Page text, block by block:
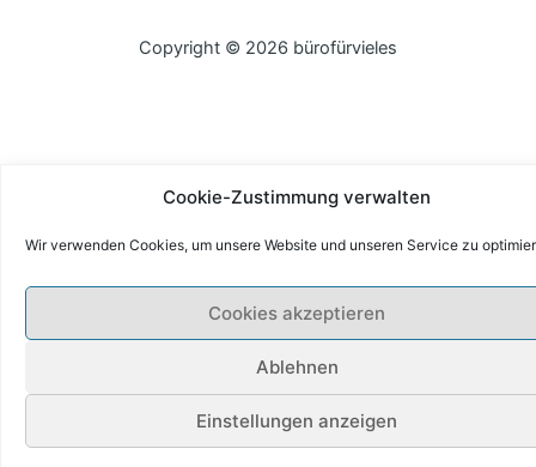
Cookie-Zustimmung verwalten
Wir verwenden Cookies, um unsere Website und unseren Service zu
Cookies akzeptieren
Ablehnen
Einstellungen anzeigen
Copyright © 2026 bürofürvieles